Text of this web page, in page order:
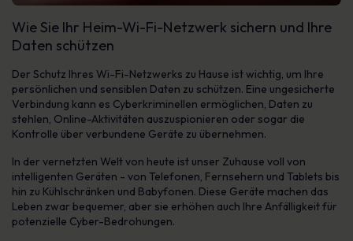
Wie Sie Ihr Heim-Wi-Fi-Netzwerk sichern und Ihre
Daten schützen
Der Schutz Ihres Wi-Fi-Netzwerks zu Hause ist wichtig, um Ihre
persönlichen und sensiblen Daten zu schützen. Eine ungesicherte
Verbindung kann es Cyberkriminellen ermöglichen, Daten zu
stehlen, Online-Aktivitäten auszuspionieren oder sogar die
Kontrolle über verbundene Geräte zu übernehmen.
In der vernetzten Welt von heute ist unser Zuhause voll von
intelligenten Geräten - von Telefonen, Fernsehern und Tablets bis
hin zu Kühlschränken und Babyfonen. Diese Geräte machen das
Leben zwar bequemer, aber sie erhöhen auch Ihre Anfälligkeit für
potenzielle Cyber-Bedrohungen.